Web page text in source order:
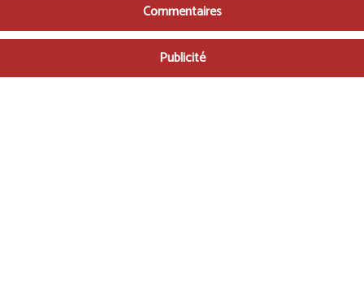
Commentaires
Publicité